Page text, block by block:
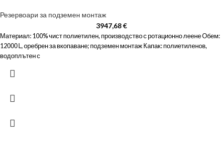
Резервоари за подземен монтаж
3947,68€
Материал: 100% чист полиетилен, производство с ротационно леене Обем:
12000 L, оребрен за вкопаване; подземен монтаж Капак: полиетиленов,
водоплътен с